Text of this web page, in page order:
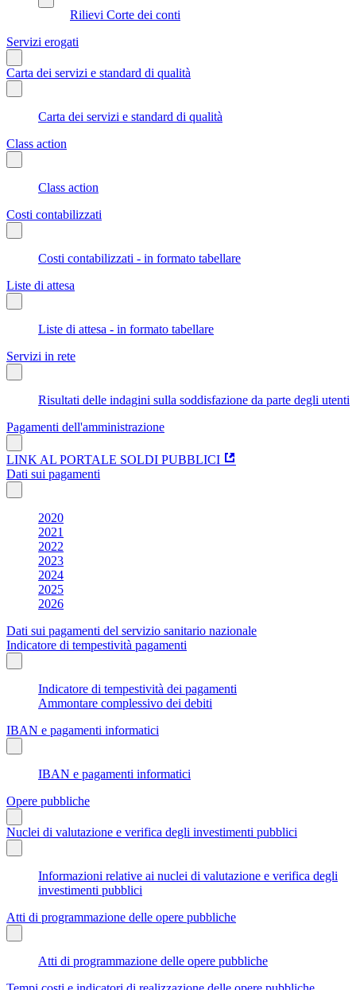
Rilievi Corte dei conti
Servizi erogati
Carta dei servizi e standard di qualità
Carta dei servizi e standard di qualità
Class action
Class action
Costi contabilizzati
Costi contabilizzati - in formato tabellare
Liste di attesa
Liste di attesa - in formato tabellare
Servizi in rete
Risultati delle indagini sulla soddisfazione da parte degli utenti
Pagamenti dell'amministrazione
LINK AL PORTALE SOLDI PUBBLICI
Dati sui pagamenti
2020
2021
2022
2023
2024
2025
2026
Dati sui pagamenti del servizio sanitario nazionale
Indicatore di tempestività pagamenti
Indicatore di tempestività dei pagamenti
Ammontare complessivo dei debiti
IBAN e pagamenti informatici
IBAN e pagamenti informatici
Opere pubbliche
Nuclei di valutazione e verifica degli investimenti pubblici
Informazioni relative ai nuclei di valutazione e verifica degli
investimenti pubblici
Atti di programmazione delle opere pubbliche
Atti di programmazione delle opere pubbliche